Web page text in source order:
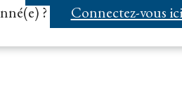
?
Connectez-vous ici